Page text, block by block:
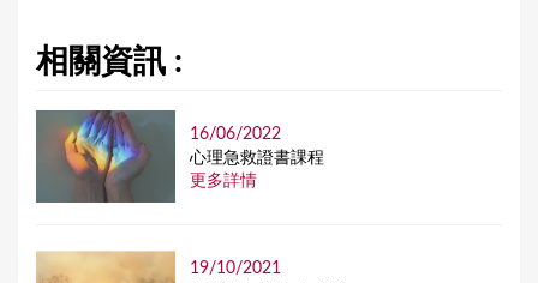
相關資訊 :
16/06/2022
⼼理急救證書課程
更多詳情
19/10/2021